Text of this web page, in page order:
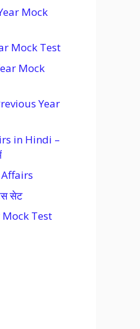
Mock
Mock Test
Mock
Year
in Hindi –
सेट
Mock Test